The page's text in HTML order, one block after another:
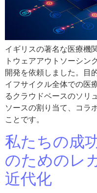
イギリスの著名な医療機
トウェアアウトソーシン
開発を依頼しました。目
イフサイクル全体での医
るクラウドベースのソリ
ソースの割り当て、コラ
ことです。
私たちの成
のためのレ
近代化